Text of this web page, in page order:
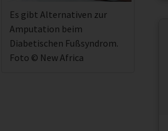
Es gibt Alternativen zur
Amputation beim
Diabetischen Fußsyndrom.
Foto © New Africa